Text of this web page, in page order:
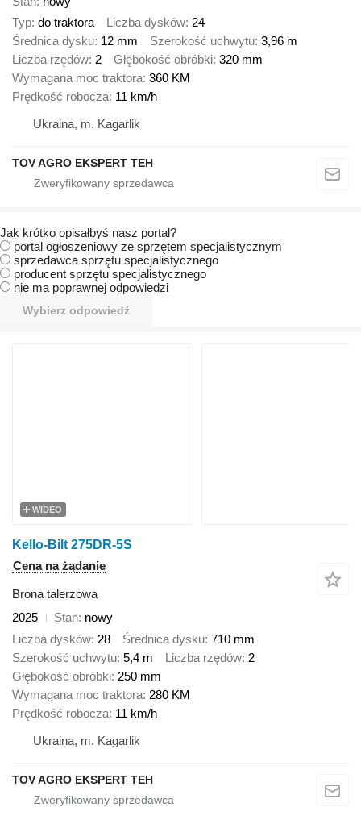
Typ do traktora Liczba dysków 24
Średnica dysku 12 mm Szerokość uchwytu 3,96 m
Liczba rzędów 2 Głębokość obróbki 320 mm
Wymagana moc traktora 360 KM
Prędkość robocza 11 km/h
Ukraina, m. Kagarlik
TOV AGRO EKSPERT TEH
Jak krótko opisałbyś nasz portal?
portal ogłoszeniowy ze sprzętem specjalistycznym
sprzedawca sprzętu specjalistycznego
producent sprzętu specjalistycznego
nie ma poprawnej odpowiedzi
Wybierz odpowiedź
WIDEO
Kello-Bilt 275DR-5S
Cena na żądanie
Brona talerzowa
2025
Stan nowy
Liczba dysków 28 Średnica dysku 710 mm
Szerokość uchwytu 5,4 m Liczba rzędów 2
Głębokość obróbki 250 mm
Wymagana moc traktora 280 KM
Prędkość robocza 11 km/h
Ukraina, m. Kagarlik
TOV AGRO EKSPERT TEH